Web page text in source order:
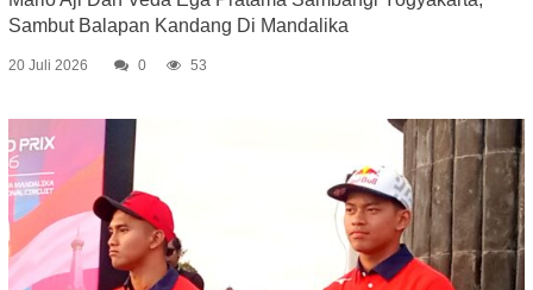
Sambut Balapan Kandang Di Mandalika
20 Juli 2026 0 53